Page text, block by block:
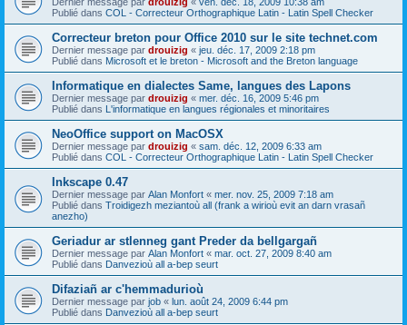
Publié dans COL - Correcteur Orthographique Latin - Latin Spell Checker
Correcteur breton pour Office 2010 sur le site technet.com
Dernier message par drouizig « jeu. déc. 17, 2009 2:18 pm
Publié dans Microsoft et le breton - Microsoft and the Breton language
Informatique en dialectes Same, langues des Lapons
Dernier message par drouizig « mer. déc. 16, 2009 5:46 pm
Publié dans L'informatique en langues régionales et minoritaires
NeoOffice support on MacOSX
Dernier message par drouizig « sam. déc. 12, 2009 6:33 am
Publié dans COL - Correcteur Orthographique Latin - Latin Spell Checker
Inkscape 0.47
Dernier message par Alan Monfort « mer. nov. 25, 2009 7:18 am
Publié dans Troidigezh meziantoù all (frank a wirioù evit an darn vrasañ
anezho)
Geriadur ar stlenneg gant Preder da bellgargañ
Dernier message par Alan Monfort « mar. oct. 27, 2009 8:40 am
Publié dans Danvezioù all a-bep seurt
Difaziañ ar c'hemmadurioù
Dernier message par job « lun. août 24, 2009 6:44 pm
Publié dans Danvezioù all a-bep seurt